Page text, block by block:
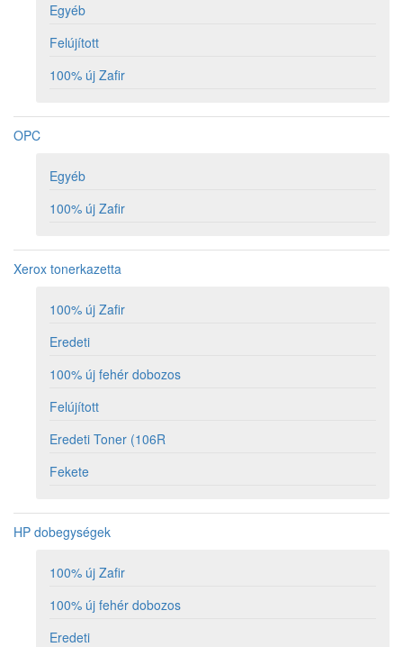
Egyéb
Felújított
100% új Zafir
OPC
Egyéb
100% új Zafir
Xerox tonerkazetta
100% új Zafir
Eredeti
100% új fehér dobozos
Felújított
Eredeti Toner (106R
Fekete
HP dobegységek
100% új Zafir
100% új fehér dobozos
Eredeti